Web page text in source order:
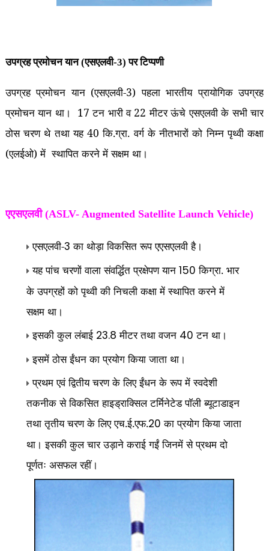
उपग्रह प्रमोचन यान (एसएलवी-3) पर टिप्पणी
उपग्रह प्रमोचन यान (एसएलवी-3) पहला भारतीय प्रायोगिक उपग्रह
प्रमोचन यान था। 17 टन भारी व 22 मीटर ऊंचे एसएलवी के सभी चार
ठोस चरण थे तथा यह 40 कि.ग्रा. वर्ग के नीतभारों को निम्न पृथ्वी कक्षा
(एलईओ) में स्थापित करने में सक्षम था।
एएसएलवी (ASLV- Augmented Satellite Launch Vehicle)
एसएलवी-3 का थोड़ा विकसित रूप एएसएलवी है।
यह पांच चरणों वाला संवर्द्धित प्रक्षेपण यान 150 किग्रा. भार
के उपग्रहों को पृथ्वी की निचली कक्षा में स्थापित करने में
सक्षम था।
इसकी कुल लंबाई 23.8 मीटर तथा वजन 40 टन था।
इसमें ठोस ईंधन का प्रयोग किया जाता था।
प्रथम एवं द्वितीय चरण के लिए ईंधन के रूप में स्वदेशी
तकनीक से विकसित हाइड्राक्सिल टर्मिनेटेड पाॅली ब्यूटाडाइन
तथा तृतीय चरण के लिए एच.ई.एफ.20 का प्रयोग किया जाता
था। इसकी कुल चार उड़ाने कराई गईं जिनमें से प्रथम दो
पूर्णतः असफल रहीं।